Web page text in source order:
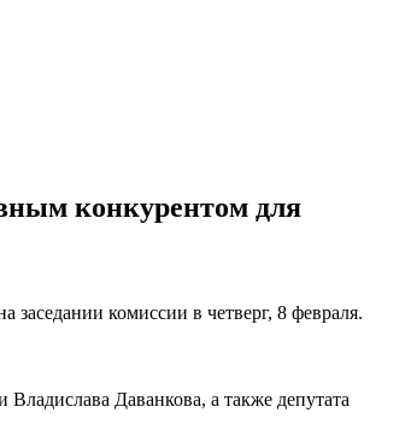
конкурентом для
комиссии в четверг, 8 февраля.
Даванкова, а также депутата